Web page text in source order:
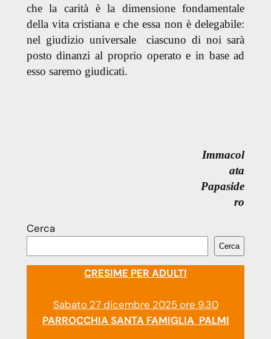
che la carità è la dimensione fondamentale
della vita cristiana e che essa non è delegabile:
nel giudizio universale ciascuno di noi sarà
posto dinanzi al proprio operato e in base ad
esso saremo giudicati.
Immacol
ata
Papaside
ro
Cerca
Cerca
CRESIME PER ADULTI
Sabato 27 dicembre 2025 ore 9.30
PARROCCHIA SANTA FAMIGLIA PALMI